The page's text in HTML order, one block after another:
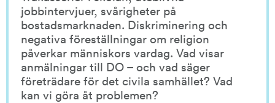
jobbintervjuer, svårigheter på
bostadsmarknaden. Diskriminering och
negativa föreställningar om religion
påverkar människors vardag. Vad visar
anmälningar till DO – och vad säger
företrädare för det civila samhället? Vad
kan vi göra åt problemen?